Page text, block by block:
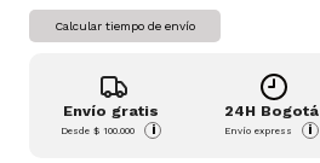
Calcular tiempo de envío
Envío gratis
Desde$ 100.000 i
24H Bogotá
Envío express i